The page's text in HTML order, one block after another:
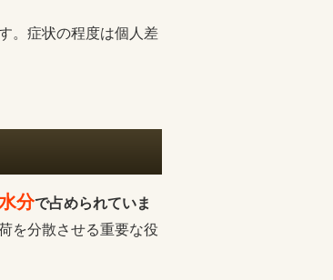
。症状の程度は個人差
分で占められていま
を分散させる重要な役